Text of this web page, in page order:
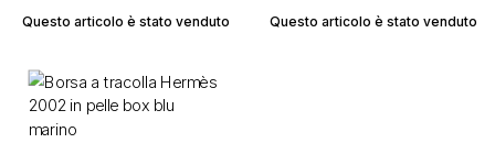
Questo articolo è stato venduto
Questo articolo è stato venduto